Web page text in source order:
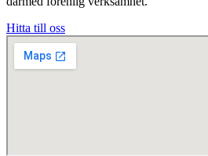
Hitta till oss